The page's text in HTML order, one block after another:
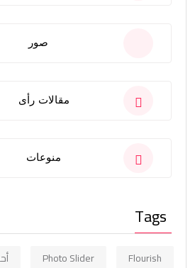
صور
مقالات رأى
منوعات
Tags
Flourish
Photo Slider